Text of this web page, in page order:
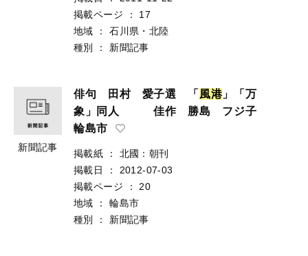
掲載ページ
：
17
地域
：
石川県・北陸
種別
： 新聞記事
新聞記事
俳句 田村 愛子選 「 風港」「万
象」同人 佳作 勝島 フジ子
輪島市
掲載紙 ：
北國：朝刊
掲載日
：
2012-07-03
掲載ページ
：
20
地域
：
輪島市
種別
： 新聞記事